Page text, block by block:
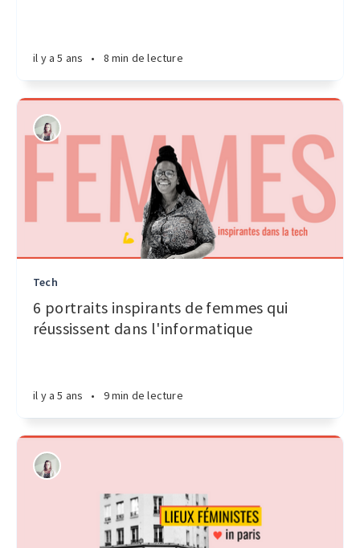
il y a 5 ans • 8 min de lecture
Tech
6 portraits inspirants de femmes qui
réussissent dans l'informatique
il y a 5 ans • 9 min de lecture